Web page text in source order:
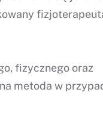
fizycznego oraz
metoda w